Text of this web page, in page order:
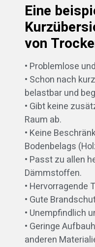
Eine
von
• Problemlose
• Schon nach
belastbar und
• Gibt keine
Raum ab.
• Keine
Bodenbelags
• Passt zu allen
Dämmstoffen.
• Hervorragende
• Gute
• Unempfindlich
• Geringe
anderen